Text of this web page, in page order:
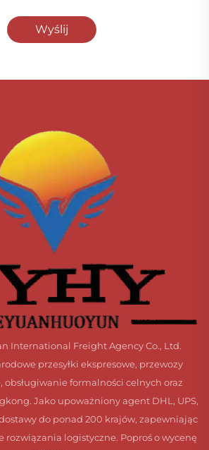
Wyślij
International Freight Agency Co., Ltd.
przesyłki ekspresowe, przewozy
obsługiwanie formalności celnych oraz
Jako upoważniony agent DHL, UPS,
do ponad 200 krajów, zapewniając
rozwiązania logistyczne. Poproś o wycenę